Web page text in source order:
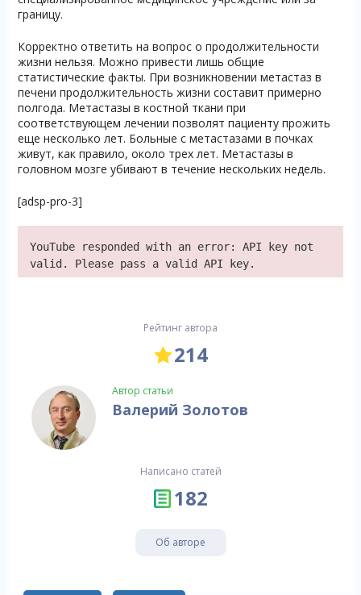
границу.
Корректно ответить на вопрос о продолжительности
жизни нельзя. Можно привести лишь общие
статистические факты. При возникновении метастаз в
печени продолжительность жизни составит примерно
полгода. Метастазы в костной ткани при
соответствующем лечении позволят пациенту прожить
еще несколько лет. Больные с метастазами в почках
живут, как правило, около трех лет. Метастазы в
головном мозге убивают в течение нескольких недель.
[adsp-pro-3]
YouTube responded with an error: API key not
valid. Please pass a valid API key.
Рейтинг автора
214
Автор статьи
Валерий Золотов
Написано статей
182
Об авторе